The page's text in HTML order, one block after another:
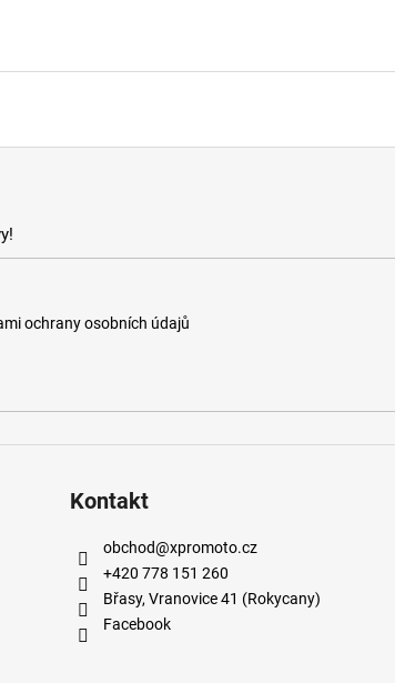
ochrany osobních údajů
Kontakt
obchod@xpromoto.cz
+420 778 151 260
Břasy, Vranovice 41 (Rokycany)
Facebook